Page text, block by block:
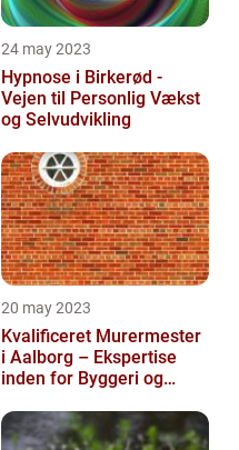
24 may 2023
Hypnose i Birkerød -
Vejen til Personlig Vækst
og Selvudvikling
20 may 2023
Kvalificeret Murermester
i Aalborg – Ekspertise
inden for Byggeri og